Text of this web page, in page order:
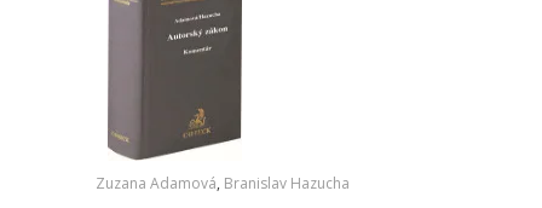
Zuzana Adamová, Branislav Hazucha